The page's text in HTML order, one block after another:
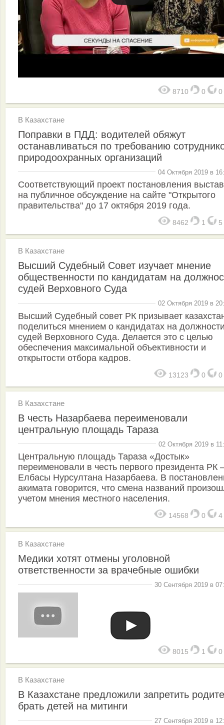
8710 0 0
В Казахстане
Поправки в ПДД: водителей обяжут
останавливаться по требованию
природоохранных организаций
04 Октября 2019 в
Соответствующий проект постановления
на публичное обсуждение на сайте "Открытого
правительства" до 17 октября 2019 года.
8462 1 5
В Казахстане
Высший Судебный Совет изучает мнение
общественности по кандидатам на
судей Верховного Суда
02 Октября 2019 в
Высший Судебный совет РК призывает
поделиться мнением о кандидатах на
судей Верховного Суда. Делается это с целью
обеспечения максимальной объективности и
открытости отбора кадров.
13123 0 0
В Казахстане
В честь Назарбаева переименовали
центральную площадь Тараза
02 Октября 2019 в
Центральную площадь Тараза «Достык»
переименовали в честь первого президента РК
Елбасы Нурсултана Назарбаева. В
акимата говорится, что смена названий
учетом мнения местного населения.
14568 0 4
В Казахстане
Медики хотят отмены уголовной
ответственности за врачебные ошибки
30 Сентября 2019 в
8015 1 0
В Казахстане
В Казахстане предложили запретить
брать детей на митинги
27 Сентября 2019 в